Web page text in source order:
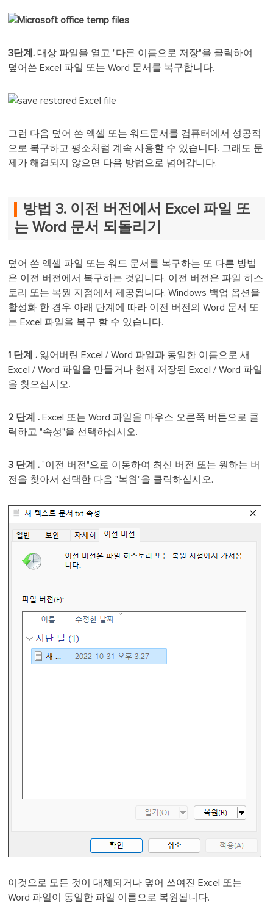
3단계. 대상 파일을 열고 "다른 이름으로 저장"을 클릭하여
덮어쓴 Excel 파일 또는 Word 문서를 복구합니다.
그런 다음 덮어 쓴 엑셀 또는 워드문서를 컴퓨터에서 성공적
으로 복구하고 평소처럼 계속 사용할 수 있습니다. 그래도 문
제가 해결되지 않으면 다음 방법으로 넘어갑니다.
방법 3. 이전 버전에서 Excel 파일 또
는 Word 문서 되돌리기
덮어 쓴 엑셀 파일 또는 워드 문서를 복구하는 또 다른 방법
은 이전 버전에서 복구하는 것입니다. 이전 버전은 파일 히스
토리 또는 복원 지점에서 제공됩니다. Windows 백업 옵션을
활성화 한 경우 아래 단계에 따라 이전 버전의 Word 문서 또
는 Excel 파일을 복구 할 수 있습니다.
1 단계. 잃어버린 Excel / Word 파일과 동일한 이름으로 새
Excel / Word 파일을 만들거나 현재 저장된 Excel / Word 파일
을 찾으십시오.
2 단계. Excel 또는 Word 파일을 마우스 오른쪽 버튼으로 클
릭하고 "속성"을 선택하십시오.
3 단계. "이전 버전"으로 이동하여 최신 버전 또는 원하는 버
전을 찾아서 선택한 다음 "복원"을 클릭하십시오.
이것으로 모든 것이 대체되거나 덮어 쓰여진 Excel 또는
Word 파일이 동일한 파일 이름으로 복원됩니다.